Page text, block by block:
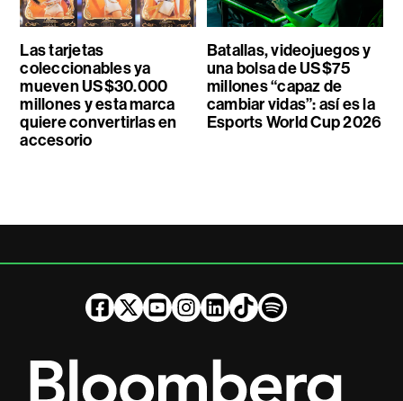
Las tarjetas
coleccionables ya
mueven US$30.000
millones y esta marca
quiere convertirlas en
accesorio
Batallas, videojuegos y
una bolsa de US$75
millones “capaz de
cambiar vidas”: así es la
Esports World Cup 2026